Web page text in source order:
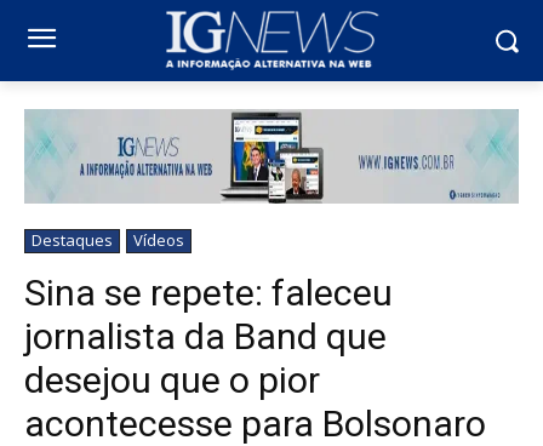
Destaques Vídeos
Sina se repete: faleceu
jornalista da Band que
desejou que o pior
acontecesse para Bolsonaro